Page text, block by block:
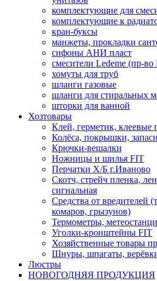
комплектующие для
комплектующие к
кран-буксы
манжеты, прокладки
сифоны АНИ пласт
смесители Ledeme (пр-
хомуты для труб
шланги газовые
шланги для стиральных
шторки для ванной
Хозтовары
Клей, герметик, клеевые
Колёса, покрышки,
Крючки-вешалки
Ножницы и шилья FIT
Перчатки Х/Б г.Иваново
Скотч, стрейч пленка,
сигнальная
Средства от вредителей
комаров, грызунов)
Термометры,
Уголки-кронштейны FIT
Хозяйственные товары
Шнуры, шпагаты,
Люстры
НОВОГОДНЯЯ ПРОДУКЦИЯ